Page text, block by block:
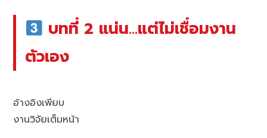
บทที่ 2 แน่น…แต่ไม่เชื่อมงาน
ตัวเอง
อ้างอิงเพียบ
งานวิจัยเต็มหน้า